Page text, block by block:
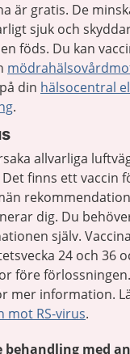
är gratis. De
sjuk och
föds. Du kan
din hälsocentral
.
allvarliga
finns ett vaccin
dig. Du
själv.
24 och 36
före
mer information.
mot RS-virus.
behandling med